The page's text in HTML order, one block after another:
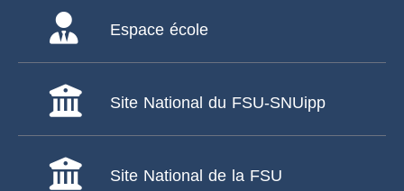
Espace école
Site National du FSU-SNUipp
Site National de la FSU